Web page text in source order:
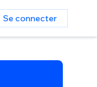
Se connecter